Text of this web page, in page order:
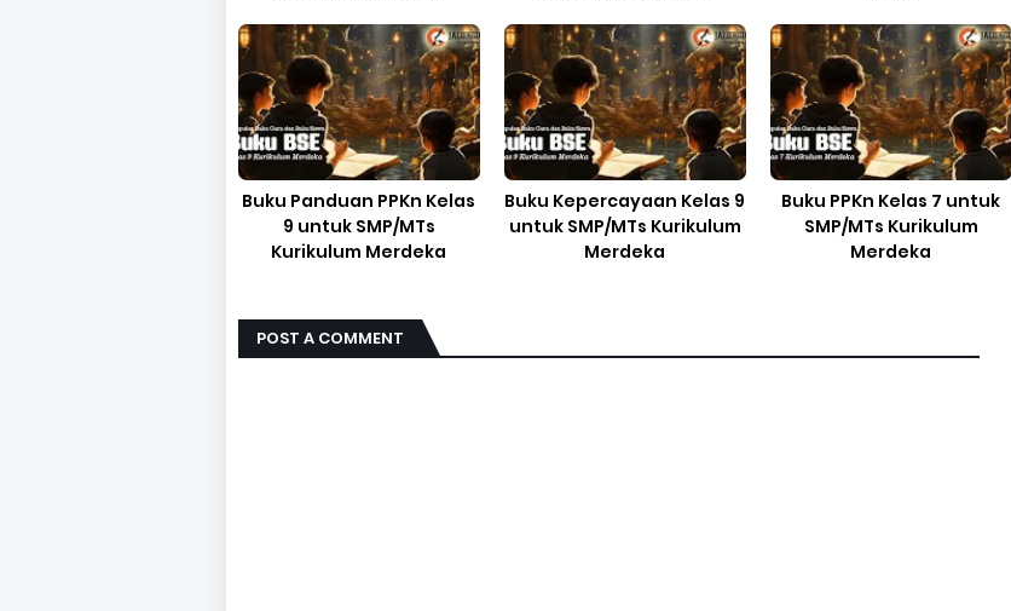
Buku Panduan PPKn Kelas
9 untuk SMP/MTs
Kurikulum Merdeka
Buku Kepercayaan Kelas 9
untuk SMP/MTs Kurikulum
Merdeka
Buku PPKn Kelas 7 untuk
SMP/MTs Kurikulum
Merdeka
POST A COMMENT